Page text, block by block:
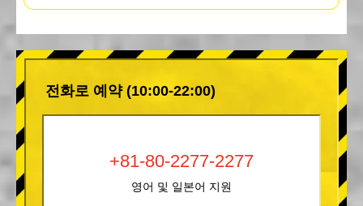
전화로 예약 (10:00-22:00)
+81-80-2277-2277
영어 및 일본어 지원